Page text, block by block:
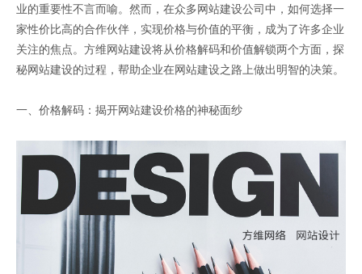
业的重要性不言而喻。然而，在众多网站建设公司中，如何选择一
家性价比高的合作伙伴，实现价格与价值的平衡，成为了许多企业
关注的焦点。方维网站建设将从价格解码和价值解锁两个方面，探
秘网站建设的过程，帮助企业在网站建设之路上做出明智的决策。
一、价格解码：揭开网站建设价格的神秘面纱